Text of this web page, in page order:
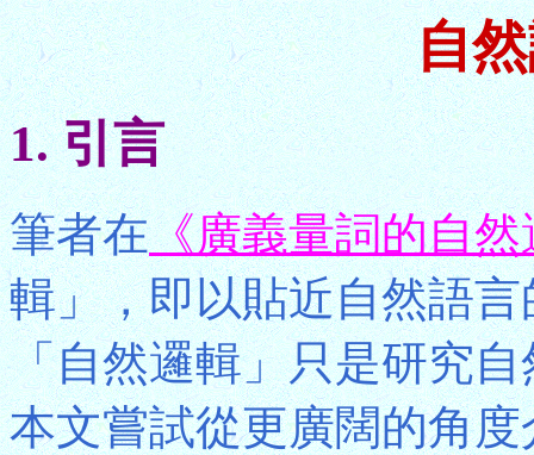
自
1. 引言
筆者在《廣義量詞的自然
輯」，即以貼近自然語
「自然邏輯」只是研究
本文嘗試從更廣闊的角